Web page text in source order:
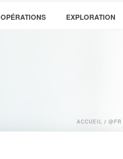
OPÉRATIONS EXPLORATION
ACCUEIL / @FR